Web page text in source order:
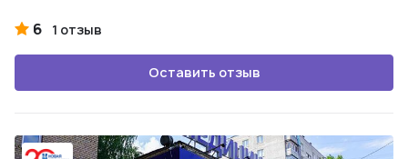
6 1 отзыв
Оставить отзыв